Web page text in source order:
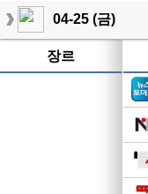
04-25 (금)
장르